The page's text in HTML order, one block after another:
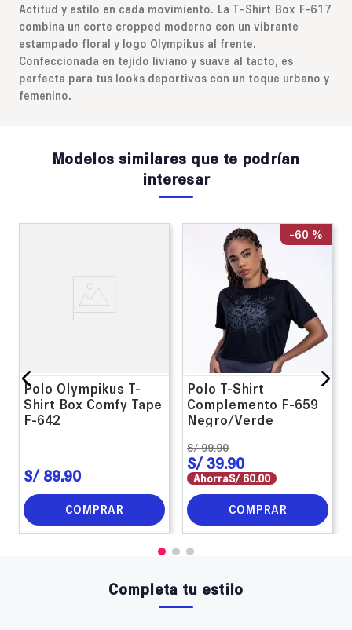
Actitud y estilo en cada movimiento. La T-Shirt Box F-617
combina un corte cropped moderno con un vibrante
estampado floral y logo Olympikus al frente.
Confeccionada en tejido liviano y suave al tacto, es
perfecta para tus looks deportivos con un toque urbano y
femenino.
Modelos similares que te podrían
interesar
Polo Olympikus T-
Shirt Box Comfy Tape
F-642
S/ 89.90
COMPRAR
-60 %
Polo T-Shirt
Complemento F-659
Negro/Verde
S/ 99.90
S/ 39.90
AhorraS/ 60.00
COMPRAR
Completa tu estilo